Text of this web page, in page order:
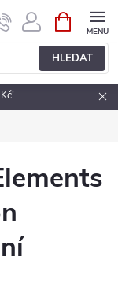
HLEDAT
NÁKUPNÍ
KOŠÍK